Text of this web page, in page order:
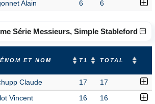
Alain 6 6
Série Messieurs, Simple Stableford
ET NOM T1 TOTAL
Claude 17 17
Vincent 16 16